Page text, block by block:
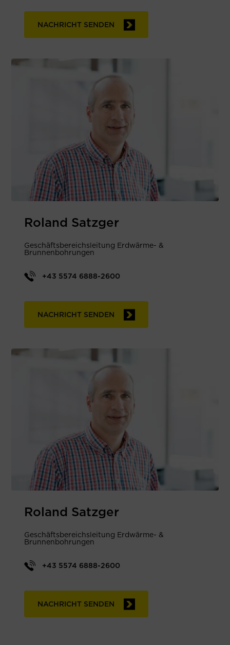
NACHRICHT SENDEN
Roland Satzger
Geschäftsbereichsleitung Erdwärme- &
Brunnenbohrungen
+43 5574 6888-2600
NACHRICHT SENDEN
Roland Satzger
Geschäftsbereichsleitung Erdwärme- &
Brunnenbohrungen
+43 5574 6888-2600
NACHRICHT SENDEN